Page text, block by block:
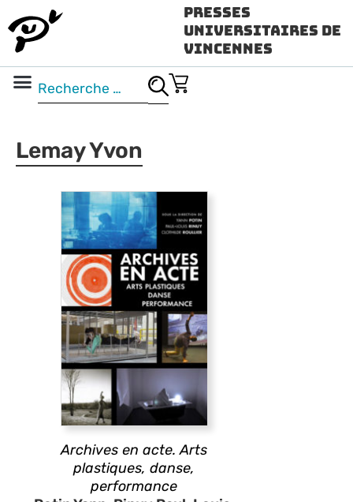
Presses
Universitaires de
Vincennes
Lemay Yvon
Archives en acte. Arts
plastiques, danse,
performance